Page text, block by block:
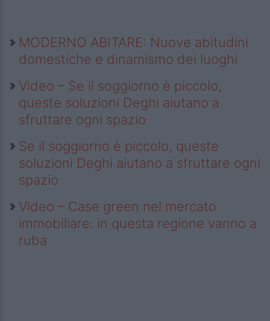
MODERNO ABITARE: Nuove abitudini
domestiche e dinamismo dei luoghi
Video – Se il soggiorno è piccolo,
queste soluzioni Deghi aiutano a
sfruttare ogni spazio
Se il soggiorno è piccolo, queste
soluzioni Deghi aiutano a sfruttare ogni
spazio
Video – Case green nel mercato
immobiliare: in questa regione vanno a
ruba